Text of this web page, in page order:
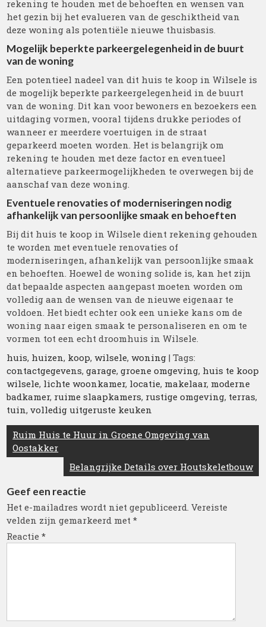
rekening te houden met de behoeften en wensen van
het gezin bij het evalueren van de geschiktheid van
deze woning als potentiële nieuwe thuisbasis.
Mogelijk beperkte parkeergelegenheid in de buurt
van de woning
Een potentieel nadeel van dit huis te koop in Wilsele is
de mogelijk beperkte parkeergelegenheid in de buurt
van de woning. Dit kan voor bewoners en bezoekers een
uitdaging vormen, vooral tijdens drukke periodes of
wanneer er meerdere voertuigen in de straat
geparkeerd moeten worden. Het is belangrijk om
rekening te houden met deze factor en eventueel
alternatieve parkeermogelijkheden te overwegen bij de
aanschaf van deze woning.
Eventuele renovaties of moderniseringen nodig
afhankelijk van persoonlijke smaak en behoeften
Bij dit huis te koop in Wilsele dient rekening gehouden
te worden met eventuele renovaties of
moderniseringen, afhankelijk van persoonlijke smaak
en behoeften. Hoewel de woning solide is, kan het zijn
dat bepaalde aspecten aangepast moeten worden om
volledig aan de wensen van de nieuwe eigenaar te
voldoen. Het biedt echter ook een unieke kans om de
woning naar eigen smaak te personaliseren en om te
vormen tot een echt droomhuis in Wilsele.
huis, huizen, koop,wilsele,woning | Tags:
contactgegevens,garage,groene omgeving, huis te koop
wilsele, lichte woonkamer, locatie, makelaar, moderne
badkamer, ruime slaapkamers, rustige omgeving, terras,
tuin,volledig uitgeruste keuken
Berichtnavigatie
Ruim Huis te Huur in Groene Omgeving van
Oostakker
Belangrijke Details over Houtskeletbouw
Geef een reactie
Het e-mailadres wordt niet gepubliceerd. Vereiste
velden zijn gemarkeerd met*
Reactie*